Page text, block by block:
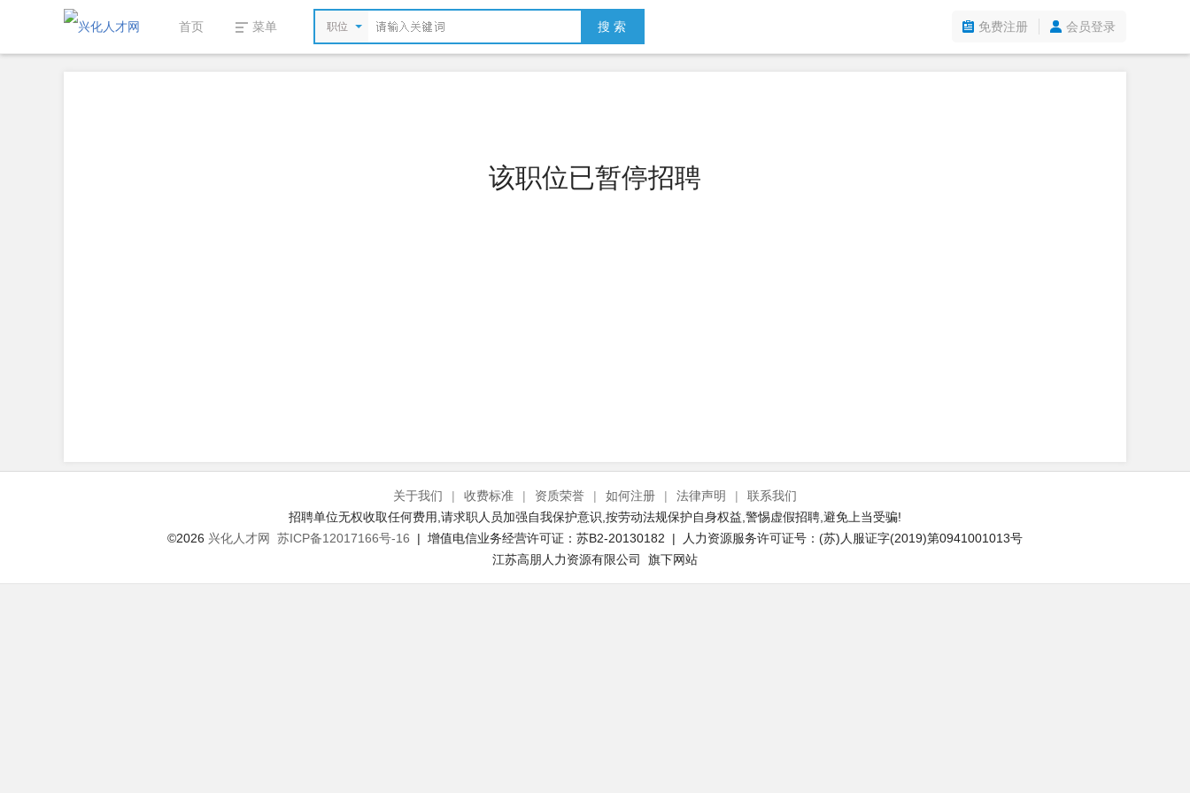
首页 菜单 职位 搜 索 免费注册 会员登录
该职位已暂停招聘
关于我们 | 收费标准 | 资质荣誉 | 如何注册 | 法律声明 |
联系我们
招聘单位无权收取任何费用,请求职人员加强自我保护意识,按劳动法规保护自身权益,警惕虚假招聘,避免上当受骗!
©2026 兴化人才网 苏ICP备12017166号-16 | 增值电信业务经营许可证：苏B2-20130182 | 人力资源服务许可证号：(苏)人服证字(2019)第0941001013号
江苏高朋人力资源有限公司 旗下网站